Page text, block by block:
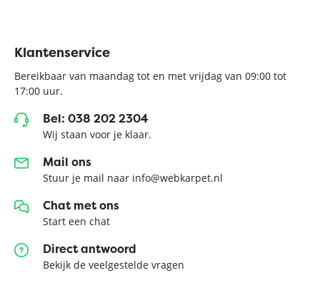
Klantenservice
Bereikbaar van maandag tot en met vrijdag van 09:00 tot
17:00 uur.
Bel: 038 202 2304
Wij staan voor je klaar.
Mail ons
Stuur je mail naar info@webkarpet.nl
Chat met ons
Start een chat
Direct antwoord
Bekijk de veelgestelde vragen